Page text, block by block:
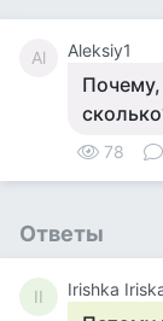
Al Aleksiy1
Почему,
78
Ответы
II Irishka